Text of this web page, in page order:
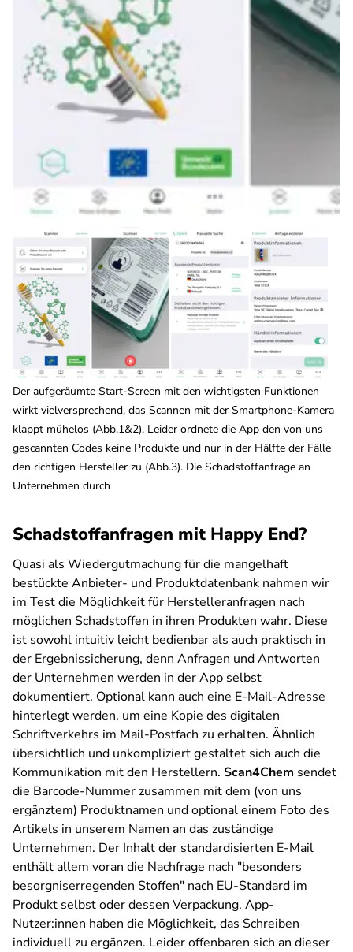
Der aufgeräumte Start-Screen mit den wichtigsten Funktionen
wirkt vielversprechend, das Scannen mit der Smartphone-Kamera
klappt mühelos (Abb.1&2). Leider ordnete die App den von uns
gescannten Codes keine Produkte und nur in der Hälfte der Fälle
den richtigen Hersteller zu (Abb.3). Die Schadstoffanfrage an
Unternehmen durch
Schadstoffanfragen mit Happy End?
Quasi als Wiedergutmachung für die mangelhaft
bestückte Anbieter- und Produktdatenbank nahmen wir
im Test die Möglichkeit für Herstelleranfragen nach
möglichen Schadstoffen in ihren Produkten wahr. Diese
ist sowohl intuitiv leicht bedienbar als auch praktisch in
der Ergebnissicherung, denn Anfragen und Antworten
der Unternehmen werden in der App selbst
dokumentiert. Optional kann auch eine E-Mail-Adresse
hinterlegt werden, um eine Kopie des digitalen
Schriftverkehrs im Mail-Postfach zu erhalten. Ähnlich
übersichtlich und unkompliziert gestaltet sich auch die
Kommunikation mit den Herstellern. Scan4Chem sendet
die Barcode-Nummer zusammen mit dem (von uns
ergänztem) Produktnamen und optional einem Foto des
Artikels in unserem Namen an das zuständige
Unternehmen. Der Inhalt der standardisierten E-Mail
enthält allem voran die Nachfrage nach "besonders
besorgniserregenden Stoffen" nach EU-Standard im
Produkt selbst oder dessen Verpackung. App-
Nutzer:innen haben die Möglichkeit, das Schreiben
individuell zu ergänzen. Leider offenbaren sich an dieser